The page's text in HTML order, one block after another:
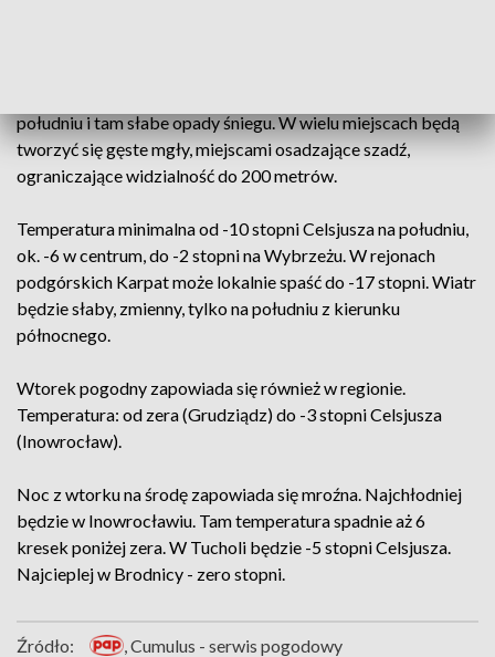
południu i tam słabe opady śniegu. W wielu miejscach będą
tworzyć się gęste mgły, miejscami osadzające szadź,
ograniczające widzialność do 200 metrów.
Temperatura minimalna od -10 stopni Celsjusza na południu,
ok. -6 w centrum, do -2 stopni na Wybrzeżu. W rejonach
podgórskich Karpat może lokalnie spaść do -17 stopni. Wiatr
będzie słaby, zmienny, tylko na południu z kierunku
północnego.
Wtorek pogodny zapowiada się również w regionie.
Temperatura: od zera (Grudziądz) do -3 stopni Celsjusza
(Inowrocław).
Noc z wtorku na środę zapowiada się mroźna. Najchłodniej
będzie w Inowrocławiu. Tam temperatura spadnie aż 6
kresek poniżej zera. W Tucholi będzie -5 stopni Celsjusza.
Najcieplej w Brodnicy - zero stopni.
Źródło: , Cumulus - serwis pogodowy